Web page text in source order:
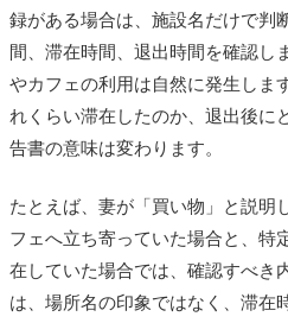
録がある場合は、施設名だけで判
間、滞在時間、退出時間を確認し
やカフェの利用は自然に発生しま
れくらい滞在したのか、退出後に
告書の意味は変わります。
たとえば、妻が「買い物」と説明
フェへ立ち寄っていた場合と、特
在していた場合では、確認すべき
は、場所名の印象ではなく、滞在